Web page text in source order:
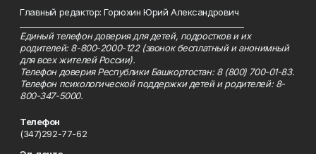
Главный редактор: Горюхин Юрий Александрович
Единый телефон доверия для детей, подростков и их
родителей: 8-800-2000-122 (звонок бесплатный и анонимный
для всех жителей России).
Телефон доверия Республики Башкортостан: 8 (800) 700-01-83.
Телефон психологической поддержки детей и родителей: 8-
800-347-5000.
Телефон
(347)292-77-62